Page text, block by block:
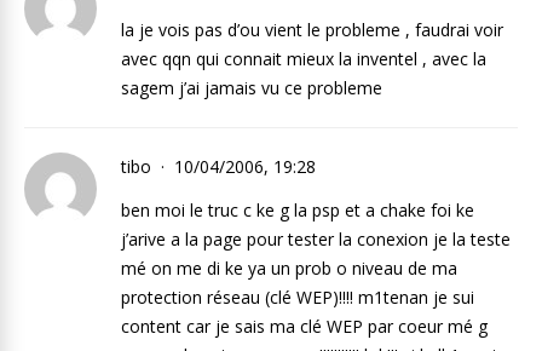
la je vois pas d’ou vient le probleme , faudrai voir
avec qqn qui connait mieux la inventel , avec la
sagem j’ai jamais vu ce probleme
tibo
10/04/2006, 19:28
ben moi le truc c ke g la psp et a chake foi ke
j’arive a la page pour tester la conexion je la teste
mé on me di ke ya un prob o niveau de ma
protection réseau (clé WEP)!!!! m1tenan je sui
content car je sais ma clé WEP par coeur mé g